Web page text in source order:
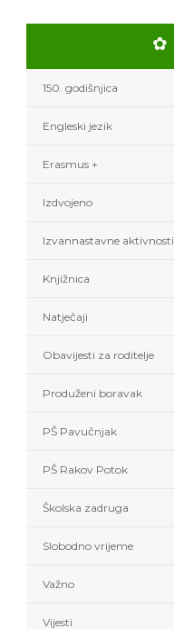
150. godišnjica
Engleski jezik
Erasmus +
Izdvojeno
Izvannastavne aktivnosti
Knjižnica
Natječaji
Obavijesti za roditelje
Produženi boravak
PŠ Pavučnjak
PŠ Rakov Potok
Školska zadruga
Slobodno vrijeme
Važno
Vijesti